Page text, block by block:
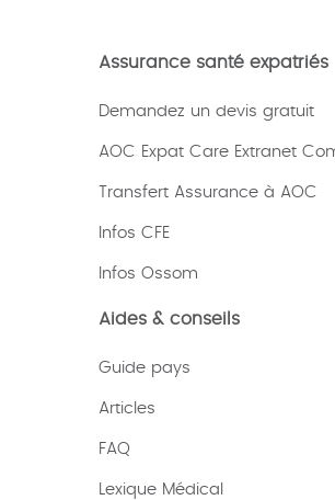
Assurance santé expatriés
Demandez un devis gratuit
AOC Expat Care Extranet
Transfert Assurance à AOC
Infos CFE
Infos Ossom
Aides & conseils
Guide pays
Articles
FAQ
Lexique Médical